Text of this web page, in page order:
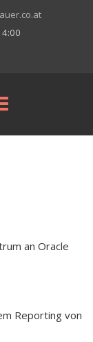
an Oracle
Reporting von